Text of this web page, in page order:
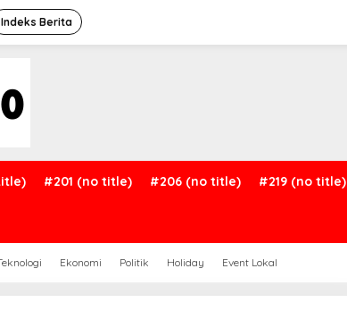
Indeks Berita
#201 (no title) #206 (no title) #219 (no title)
Ekonomi Politik Holiday Event Lokal